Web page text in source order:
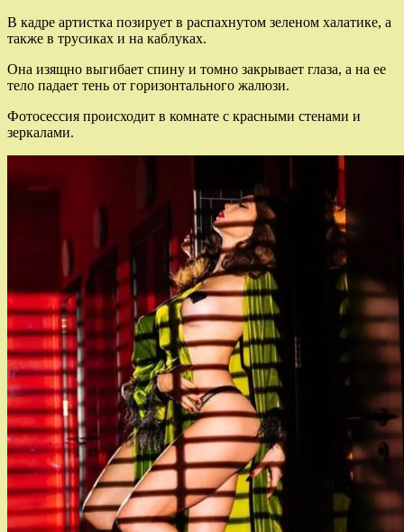
В кадре артистка позирует в распахнутом зеленом халатике, а
также в трусиках и на каблуках.
Она изящно выгибает спину и томно закрывает глаза, а на ее
тело падает тень от горизонтального жалюзи.
Фотосессия происходит в комнате с красными стенами и
зеркалами.